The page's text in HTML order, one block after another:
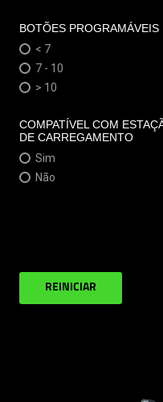
BOTÕES PROGRAMÁVEIS
< 7
7 - 10
> 10
COMPATÍVEL COM
DE CARREGAMENTO
Sim
Não
REINICIAR